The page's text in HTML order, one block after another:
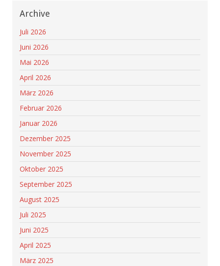
Archive
Juli 2026
Juni 2026
Mai 2026
April 2026
März 2026
Februar 2026
Januar 2026
Dezember 2025
November 2025
Oktober 2025
September 2025
August 2025
Juli 2025
Juni 2025
April 2025
März 2025